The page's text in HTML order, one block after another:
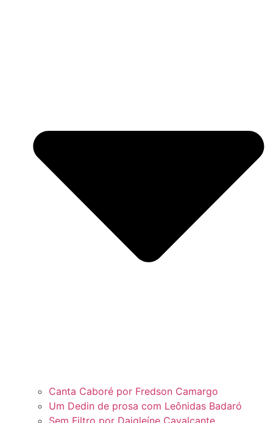
Canta Caboré por Fredson Camargo
Um Dedin de prosa com Leônidas Badaró
Sem Filtro por Daigleíne Cavalcante